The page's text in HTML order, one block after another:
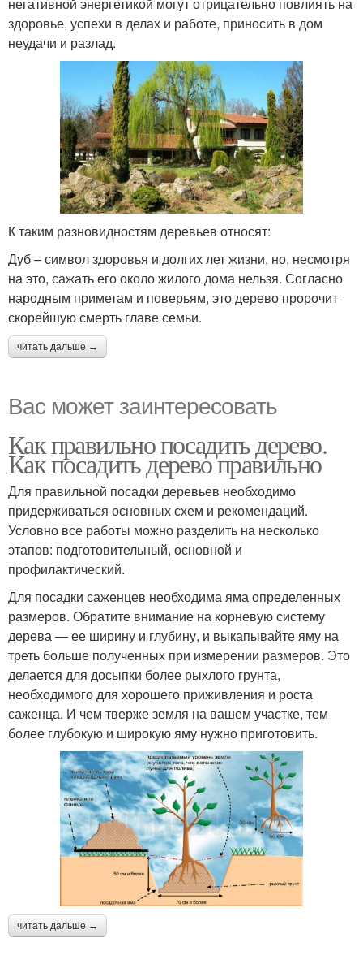
здоровье, успехи в делах и работе, приносить в дом
неудачи и разлад.
К таким разновидностям деревьев относят:
Дуб – символ здоровья и долгих лет жизни, но, несмотря
на это, сажать его около жилого дома нельзя. Согласно
народным приметам и поверьям, это дерево пророчит
скорейшую смерть главе семьи.
читать дальше →
Вас может заинтересовать
Как правильно посадить дерево.
Как посадить дерево правильно
Для правильной посадки деревьев необходимо
придерживаться основных схем и рекомендаций.
Условно все работы можно разделить на несколько
этапов: подготовительный, основной и
профилактический.
Для посадки саженцев необходима яма определенных
размеров. Обратите внимание на корневую систему
дерева — ее ширину и глубину, и выкапывайте яму на
треть больше полученных при измерении размеров. Это
делается для досыпки более рыхлого грунта,
необходимого для хорошего приживления и роста
саженца. И чем тверже земля на вашем участке, тем
более глубокую и широкую яму нужно приготовить.
читать дальше →